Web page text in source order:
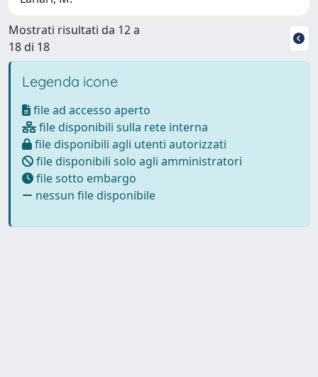
Mostrati risultati da 12 a
18 di 18
Legenda icone
file ad accesso aperto
file disponibili sulla rete interna
file disponibili agli utenti autorizzati
file disponibili solo agli amministratori
file sotto embargo
nessun file disponibile